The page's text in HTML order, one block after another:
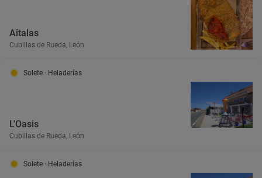
Aitalas
Cubillas de Rueda, León
Solete · Heladerías
L'Oasis
Cubillas de Rueda, León
Solete · Heladerías